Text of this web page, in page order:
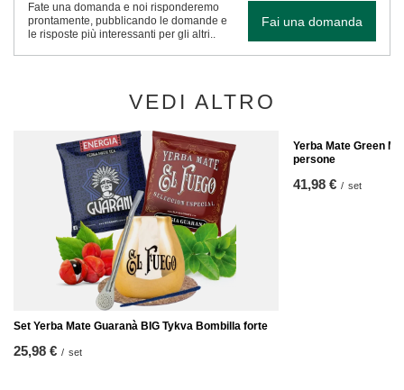
Fate una domanda e noi risponderemo
prontamente, pubblicando le domande e
le risposte più interessanti per gli altri..
Fai una domanda
VEDI ALTRO
Set Yerba Mate Guaranà BIG Tykva Bombilla forte
25,98 € / set
Yerba Mate Green
persone
41,98 € / set